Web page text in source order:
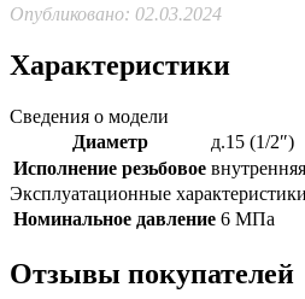
Опубликовано: 02.03.2024
Характеристики
Сведения о модели
Диаметр
д.15 (1/2″)
Исполнение резьбовое
Эксплуатационные характеристики
Номинальное давление 6 МПа
Отзывы покупателей